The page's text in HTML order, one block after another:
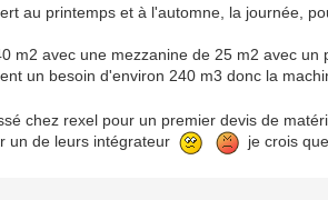
au printemps et à l'automne, la journée,
m2 avec une mezzanine de 25 m2 avec
un besoin d'environ 240 m3 donc la
chez rexel pour un premier devis de
un de leurs intégrateur
je crois